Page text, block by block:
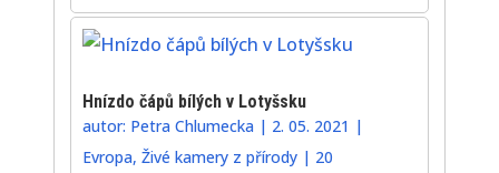
Hnízdo čápů bílých v Lotyšsku
autor: Petra Chlumecka| 2. 05. 2021 |
Evropa, Živé kamery z přírody| 20